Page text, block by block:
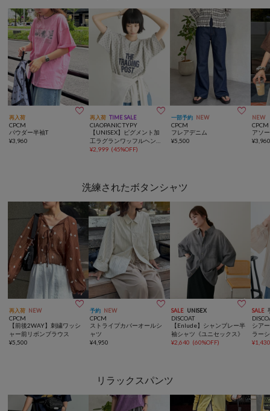
再入荷 
CPCM
パウダー半袖T
¥3,960
再入荷 TIME SALE 
CIAOPANIC TYPY
【UNISEX】ピグメント加
工ラグランワッフルヘンリ
ーTEE
¥2,999 (45%OFF)
一部予約 NEW 
CPCM
フレアデニム
¥5,500
NEW
CPCM
アソ
¥
洗練されたボタンシャツ
再入荷 NEW 
CPCM
【前後2WAY】刺繍ワッシ
ャー前リボンブラウス
¥5,500
予約 NEW 
CPCM
ストライプカバーオールシ
ャツ
¥4,950
SALE UNISEX 
DISCOAT
【Enlude】シャンブレー半
袖シャツ《ユニセックス》
¥2,640 (60%OFF)
SALE
シア
ラー
¥
リラックスパンツ